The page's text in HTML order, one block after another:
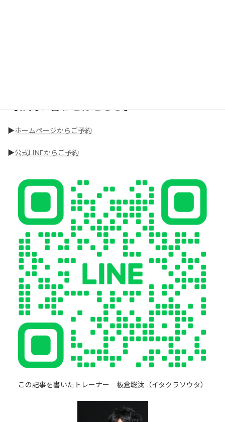
▶︎ホームページからご予約
▶︎公式LINEからご予約
この記事を書いたトレーナー 板倉聡汰（イタクラソウタ）